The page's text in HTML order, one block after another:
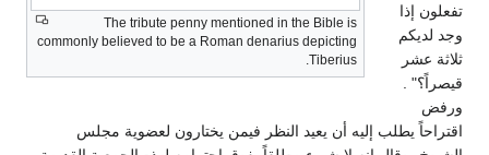
The tribute penny mentioned in the Bible is
commonly believed to be a Roman denarius depicting
Tiberius.
تفعلون إذا
وجد لديكم
ثلاثة عشر
قيصراً؟" .
ورفض
اقتراحاً يطلب إليه أن يعيد النظر فيمن يختارون لعضوية مجلس